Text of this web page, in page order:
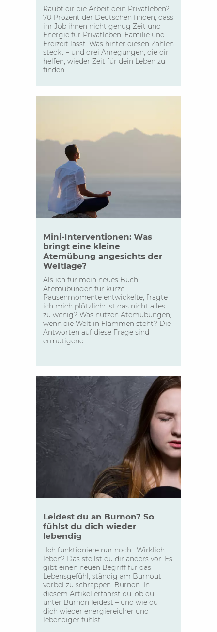
Raubt dir die Arbeit dein Privatleben?
70 Prozent der Deutschen finden, dass
ihr Job ihnen nicht genug Zeit und
Energie für Privatleben, Familie und
Freizeit lässt. Was hinter diesen Zahlen
steckt – und drei Anregungen, die dir
helfen, wieder Zeit für dein Leben zu
finden.
Mini-Interventionen: Was
bringt eine kleine
Atemübung angesichts der
Weltlage?
Als ich für mein neues Buch
Atemübungen für kurze
Pausenmomente entwickelte, fragte
ich mich plötzlich: Ist das nicht alles
zu wenig? Was nutzen Atemübungen,
wenn die Welt in Flammen steht? Die
Antworten auf diese Frage sind
ermutigend.
Leidest du an Burnon? So
fühlst du dich wieder
lebendig
"Ich funktioniere nur noch." Wirklich
leben? Das stellst du dir anders vor. Es
gibt einen neuen Begriff für das
Lebensgefühl, ständig am Burnout
vorbei zu schrappen: Burnon. In
diesem Artikel erfährst du, ob du
unter Burnon leidest – und wie du
dich wieder energiereicher und
lebendiger fühlst.